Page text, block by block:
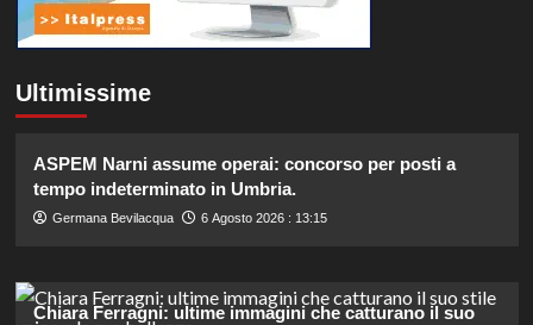
Ultimissime
ASPEM Narni assume operai: concorso per posti a
tempo indeterminato in Umbria.
Germana Bevilacqua 6 Agosto 2026 : 13:15
Chiara Ferragni: ultime immagini che catturano il suo